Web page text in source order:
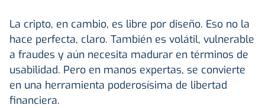
La cripto, en cambio, es libre por diseño. Eso no la
hace perfecta, claro. También es volátil, vulnerable
a fraudes y aún necesita madurar en términos de
usabilidad. Pero en manos expertas, se convierte
en una herramienta poderosísima de libertad
financiera.